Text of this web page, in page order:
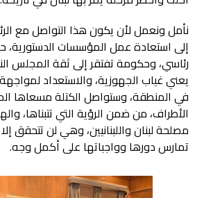
نأمل ونعمل لأن يكون هذا التواصل مع
إلى استعادة عمل المؤسسات الدستورية،
رئاسي، وحكومة تفتقر إلى ثقة المجلس
يعني غياب الجهوزية، والاستعداد
في المنطقة، وستواصل الكتلة مسعاها
الأطراف، من ضمن الرؤية التي تتبناها،
مصلحة لبنان واللبنانيين، وهي لن تتحقق
تمارس دورها وواجباتها على أكمل وجه.